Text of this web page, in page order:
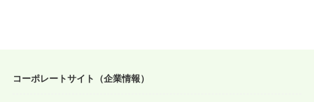
コーポレートサイト（企業情報）